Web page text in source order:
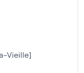
Vieille]